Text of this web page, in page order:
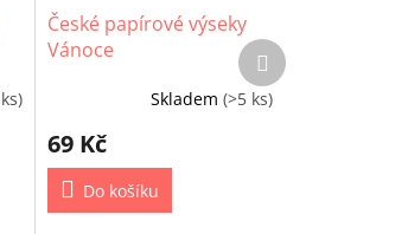
České papírové výseky
Vánoce
Skladem (>5 ks)
69 Kč
Do košíku
Další
produkt